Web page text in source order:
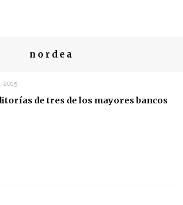
nordea
2015
de tres de los mayores bancos